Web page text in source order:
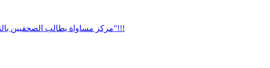
مركز مساواة يطالب الصحفيين بالتحقق من رواية الشرطة ومن تصريحات أردان لأنها غير مدعّمة بحقائق وإنما بأوهام وبتهم جاهزة أغربها انتماء الشهيد إلى “داعش”!!!